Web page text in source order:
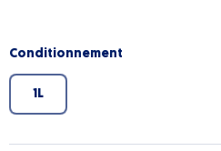
Conditionnement
1L